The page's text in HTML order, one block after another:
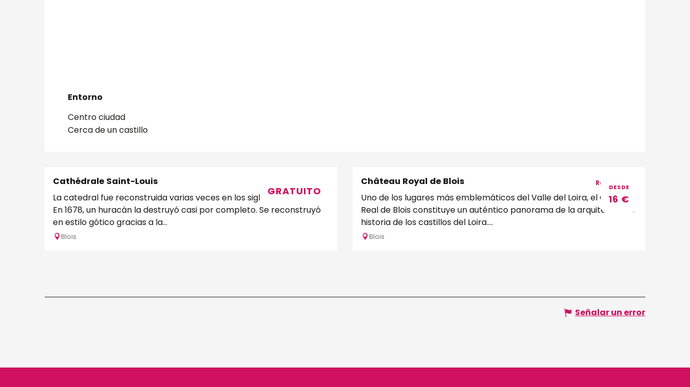
Entorno
Entorno
Centro ciudad
Cerca de un castillo
GRATUITO
Cathédrale Saint-Louis
La catedral fue reconstruida varias veces en los siglos XII, XVI y XVII.
En 1678, un huracán la destruyó casi por completo. Se reconstruyó
en estilo gótico gracias a la...
Blois
DESDE
16 €
Château Royal de Blois
Uno de los lugares más emblemáticos del Valle del Loira, el Castillo
Real de Blois constituye un auténtico panorama de la arquitectura e
historia de los castillos del Loira....
Blois
Reservable
Señalar un error